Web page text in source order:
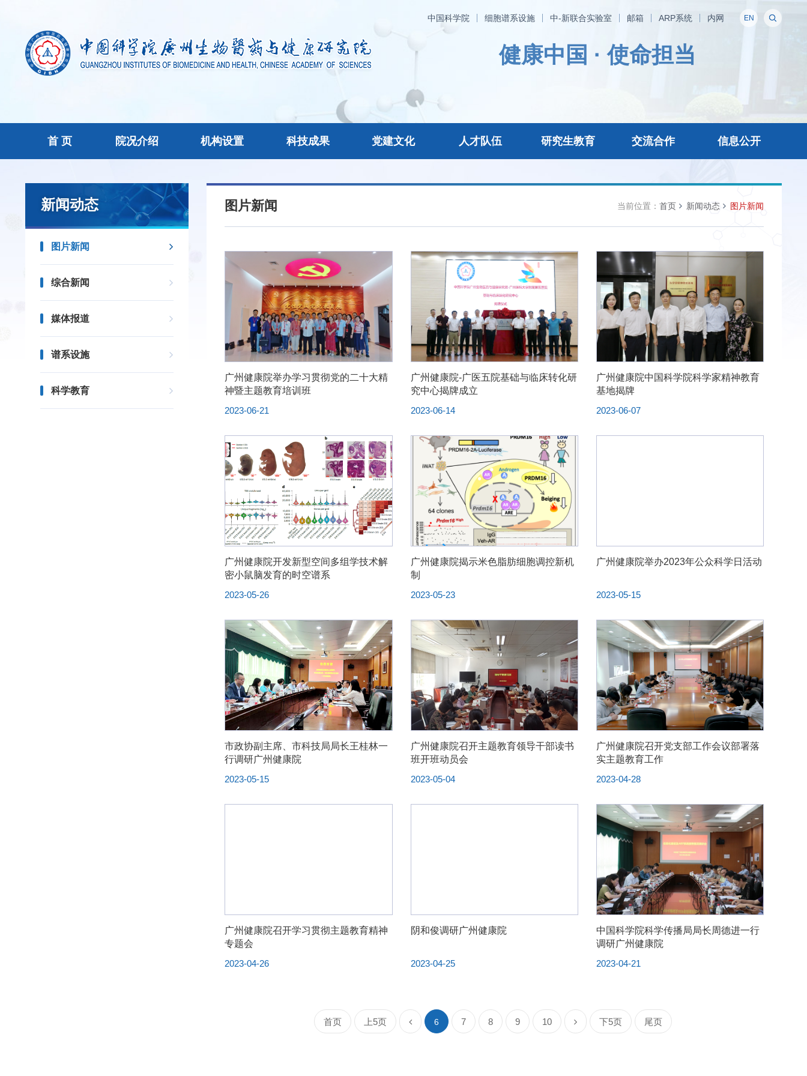
EN
中国科学院 细胞谱系设施 中-新联合实验室 邮箱 ARP系统 内网
健康中国 · 使命担当
首 页 院况介绍 机构设置 科技成果 党建文化 人才队伍 研究生教育 交流合作 信息公开
新闻动态
图片新闻
综合新闻
媒体报道
谱系设施
科学教育
图片新闻 当前位置： 首页 新闻动态 图片新闻
广州健康院举办学习贯彻党的二十大精
神暨主题教育培训班
2023-06-21
广州健康院-广医五院基础与临床转化研
究中心揭牌成立
2023-06-14
广州健康院中国科学院科学家精神教育
基地揭牌
2023-06-07
广州健康院开发新型空间多组学技术解
密小鼠脑发育的时空谱系
2023-05-26
广州健康院揭示米色脂肪细胞调控新机
制
2023-05-23
广州健康院举办2023年公众科学日活动
2023-05-15
市政协副主席、市科技局局长王桂林一
行调研广州健康院
2023-05-15
广州健康院召开主题教育领导干部读书
班开班动员会
2023-05-04
广州健康院召开党支部工作会议部署落
实主题教育工作
2023-04-28
广州健康院召开学习贯彻主题教育精神
专题会
2023-04-26
阴和俊调研广州健康院
2023-04-25
中国科学院科学传播局局长周德进一行
调研广州健康院
2023-04-21
首页 上5页 6 7 8 9 10 下5页 尾页